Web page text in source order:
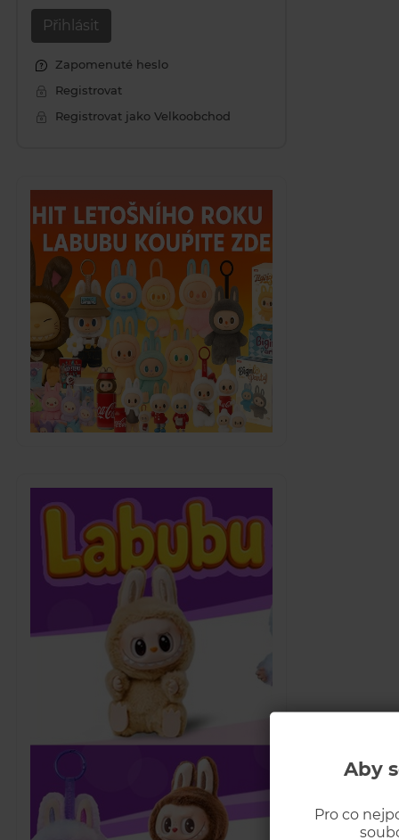
Aby
Pro co
Přihlásit
Zapomenuté heslo
Registrovat
Registrovat jako Velkoobchod